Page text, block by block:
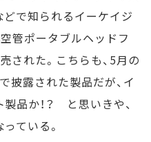
で知られるイーケイジ
管ポータブルヘッドフ
された。こちらも、5月の
披露された製品だが、イ
品か！？ と思いきや、
ている。